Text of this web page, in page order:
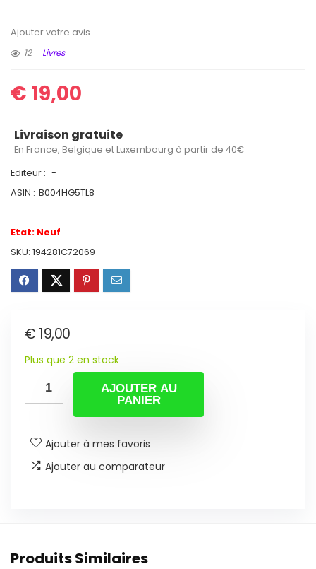
Ajouter votre avis
12
Livres
€ 19,00
Livraison gratuite
En France, Belgique et Luxembourg à partir de 40€
Editeur : -
ASIN : B004HG5TL8
Etat: Neuf
SKU: 194281C72069
€ 19,00
Plus que 2 en stock
AJOUTER AU
PANIER
Ajouter à mes favoris
Ajouter au comparateur
Produits Similaires